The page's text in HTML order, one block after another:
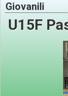
Giovanili
U15F